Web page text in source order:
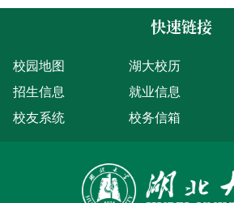
快速链接
校园地图 湖大校历
招生信息
就业信息
校友系统
校务信箱